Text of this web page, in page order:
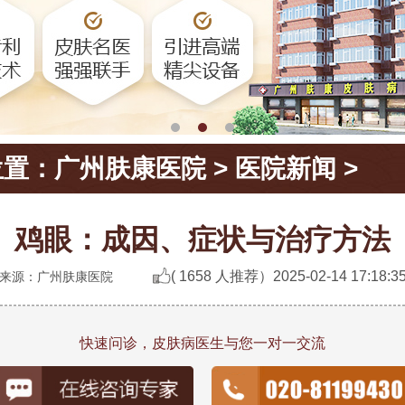
： 广州肤康医院> 医院新闻 >
鸡眼：成因、症状与治疗方法
源：广州肤康医院 ( 1658 人推荐） 2025-02-14
快速问诊，皮肤病医生与您一对一交流